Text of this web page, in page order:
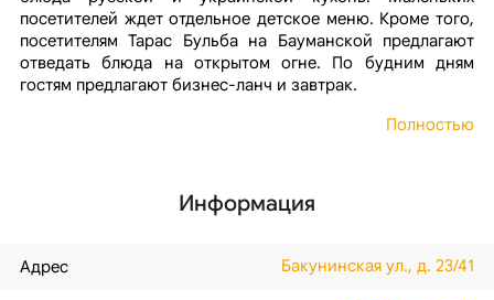
посетителей ждет отдельное детское меню. Кроме того,
посетителям Тарас Бульба на Бауманской предлагают
отведать блюда на открытом огне. По будним дням
гостям предлагают бизнес-ланч и завтрак.
Полностью
Информация
Адрес Бакунинская ул., д. 23/41